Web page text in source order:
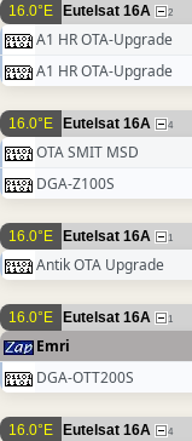
16.0°E Eutelsat 16A 2
A1 HR OTA-Upgrade
A1 HR OTA-Upgrade
16.0°E Eutelsat 16A 4
OTA SMIT MSD
DGA-Z100S
16.0°E Eutelsat 16A 1
Antik OTA Upgrade
16.0°E Eutelsat 16A 1
Emri
DGA-OTT200S
16.0°E Eutelsat 16A 4